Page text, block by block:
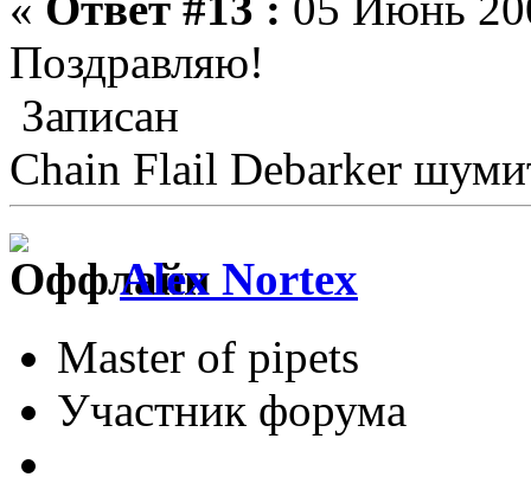
Поздравляю!
Записан
Chain Flail Debarker
Alex Nortex
Master of pipets
Участник форума